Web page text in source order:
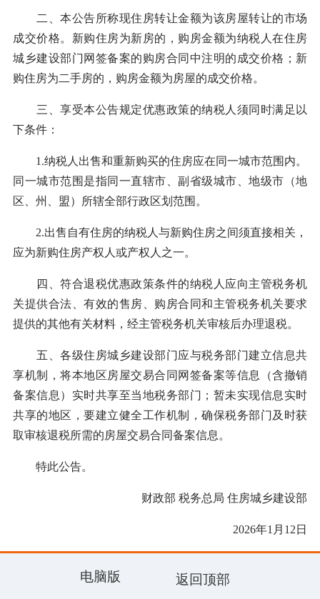
二、本公告所称现住房转让金额为该房屋转让的市场
成交价格。新购住房为新房的，购房金额为纳税人在住房
城乡建设部门网签备案的购房合同中注明的成交价格；新
购住房为二手房的，购房金额为房屋的成交价格。
三、享受本公告规定优惠政策的纳税人须同时满足以
下条件：
1.纳税人出售和重新购买的住房应在同一城市范围内。
同一城市范围是指同一直辖市、副省级城市、地级市（地
区、州、盟）所辖全部行政区划范围。
2.出售自有住房的纳税人与新购住房之间须直接相关，
应为新购住房产权人或产权人之一。
四、符合退税优惠政策条件的纳税人应向主管税务机
关提供合法、有效的售房、购房合同和主管税务机关要求
提供的其他有关材料，经主管税务机关审核后办理退税。
五、各级住房城乡建设部门应与税务部门建立信息共
享机制，将本地区房屋交易合同网签备案等信息（含撤销
备案信息）实时共享至当地税务部门；暂未实现信息实时
共享的地区，要建立健全工作机制，确保税务部门及时获
取审核退税所需的房屋交易合同备案信息。
特此公告。
财政部 税务总局 住房城乡建设部
2026年1月12日
电脑版 返回顶部